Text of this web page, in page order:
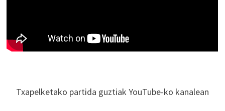
Txapelketako partida guztiak YouTube-ko kanalean